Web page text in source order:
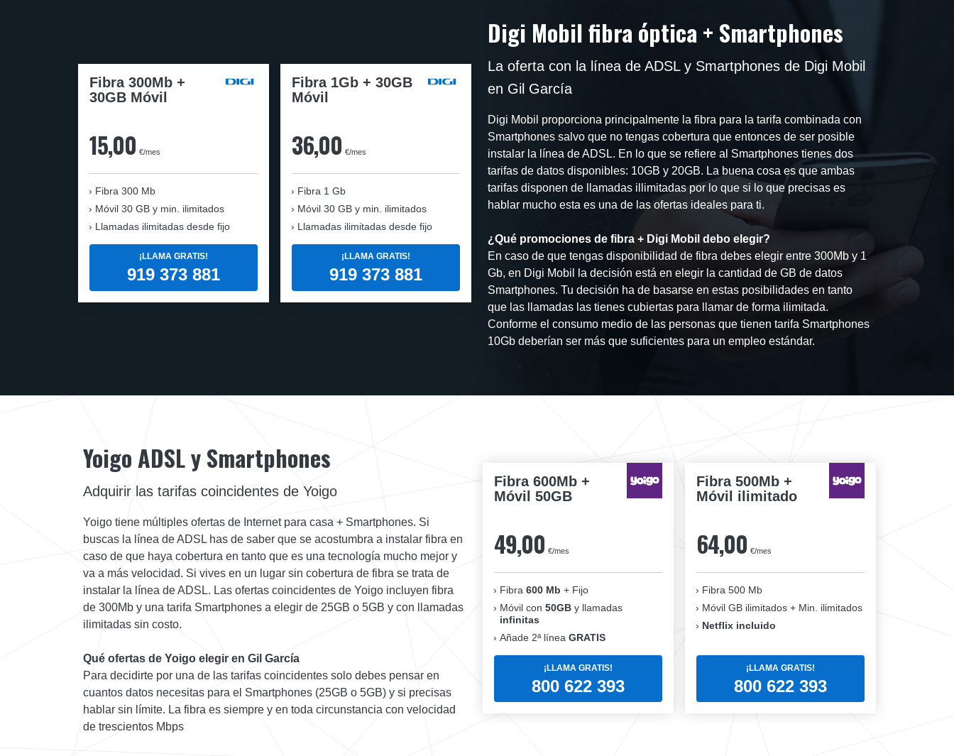
Fibra 300Mb +
30GB Móvil
15,00 €/mes
Fibra 300 Mb
Móvil 30 GB y min. ilimitados
Llamadas ilimitadas desde fijo
¡LLAMA GRATIS!
919 373 881
Fibra 1Gb + 30GB
Móvil
36,00 €/mes
Fibra 1 Gb
Móvil 30 GB y min. ilimitados
Llamadas ilimitadas desde fijo
¡LLAMA GRATIS!
919 373 881
Digi Mobil fibra óptica + Smartphones
La oferta con la línea de ADSL y Smartphones de Digi Mobil
en Gil García
Digi Mobil proporciona principalmente la fibra para la tarifa combinada con
Smartphones salvo que no tengas cobertura que entonces de ser posible
instalar la línea de ADSL. En lo que se refiere al Smartphones tienes dos
tarifas de datos disponibles: 10GB y 20GB. La buena cosa es que ambas
tarifas disponen de llamadas illimitadas por lo que si lo que precisas es
hablar mucho esta es una de las ofertas ideales para ti.
¿Qué promociones de fibra + Digi Mobil debo elegir?
En caso de que tengas disponibilidad de fibra debes elegir entre 300Mb y 1
Gb, en Digi Mobil la decisión está en elegir la cantidad de GB de datos
Smartphones. Tu decisión ha de basarse en estas posibilidades en tanto
que las llamadas las tienes cubiertas para llamar de forma ilimitada.
Conforme el consumo medio de las personas que tienen tarifa Smartphones
10Gb deberían ser más que suficientes para un empleo estándar.
Fibra 600Mb +
Móvil 50GB
49,00 €/mes
Fibra 600 Mb + Fijo
Móvil con 50GB y llamadas
infinitas
Añade 2ª línea GRATIS
¡LLAMA GRATIS!
800 622 393
Fibra 500Mb +
Móvil ilimitado
64,00 €/mes
Fibra 500 Mb
Móvil GB ilimitados + Min. ilimitados
Netflix incluido
¡LLAMA GRATIS!
800 622 393
Yoigo ADSL y Smartphones
Adquirir las tarifas coincidentes de Yoigo
Yoigo tiene múltiples ofertas de Internet para casa + Smartphones. Si
buscas la línea de ADSL has de saber que se acostumbra a instalar fibra en
caso de que haya cobertura en tanto que es una tecnología mucho mejor y
va a más velocidad. Si vives en un lugar sin cobertura de fibra se trata de
instalar la línea de ADSL. Las ofertas coincidentes de Yoigo incluyen fibra
de 300Mb y una tarifa Smartphones a elegir de 25GB o 5GB y con llamadas
ilimitadas sin costo.
Qué ofertas de Yoigo elegir en Gil García
Para decidirte por una de las tarifas coincidentes solo debes pensar en
cuantos datos necesitas para el Smartphones (25GB o 5GB) y si precisas
hablar sin límite. La fibra es siempre y en toda circunstancia con velocidad
de trescientos Mbps